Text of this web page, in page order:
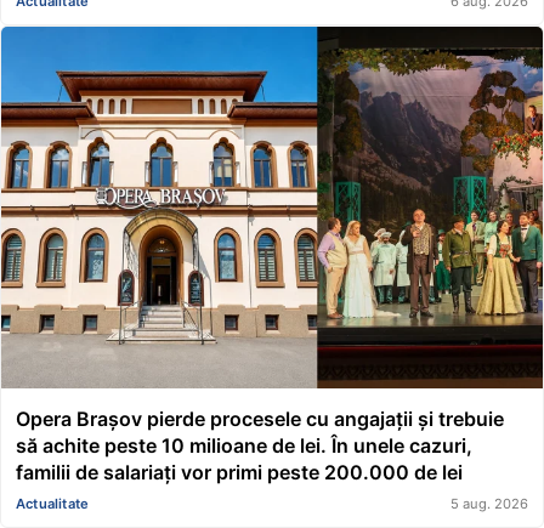
Opera Brașov pierde procesele cu angajații și trebuie
să achite peste 10 milioane de lei. În unele cazuri,
familii de salariați vor primi peste 200.000 de lei
Actualitate 5 aug. 2026